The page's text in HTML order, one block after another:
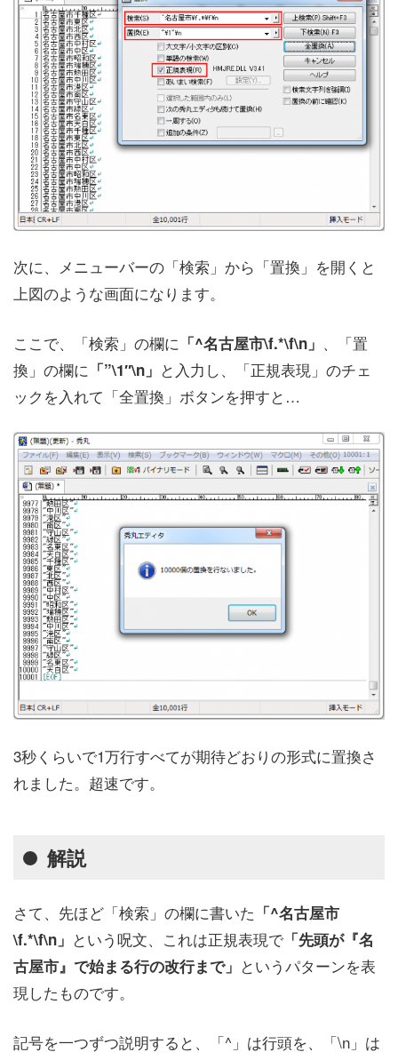
次に、メニューバーの「検索」から「置換」を開くと
上図のような画面になります。
ここで、「検索」の欄に 「^名古屋市\f.*\f\n」 、「置
換」の欄に 「”\1″\n」 と入力し、「正規表現」のチェ
ックを入れて「全置換」ボタンを押すと…
3秒くらいで1万行すべてが期待どおりの形式に置換さ
れました。超速です。
解説
さて、先ほど「検索」の欄に書いた 「^名古屋市
\f.*\f\n」 という呪文、これは正規表現で 「先頭が『名
古屋市』で始まる行の改行まで」 というパターンを表
現したものです。
記号を一つずつ説明すると、「^」は行頭を、「\n」は